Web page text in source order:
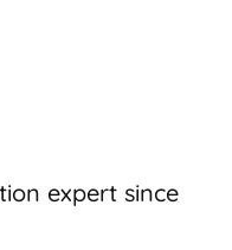
expert since